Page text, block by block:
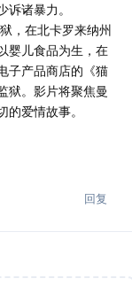
诸暴力。
，在北卡罗来纳州
婴儿食品为生，在
子产品商店的《猫
狱。影片将聚焦曼
爱情故事。
回复